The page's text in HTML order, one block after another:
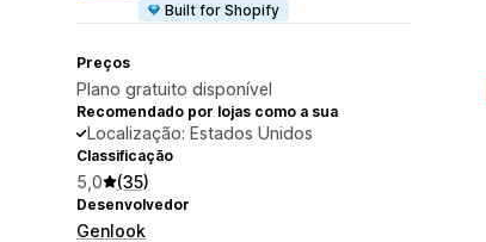
Built for Shopify
Preços
Plano gratuito disponível
Recomendado por lojas como a sua
Localização: Estados Unidos
Classificação
5,0 (35)
Desenvolvedor
Genlook